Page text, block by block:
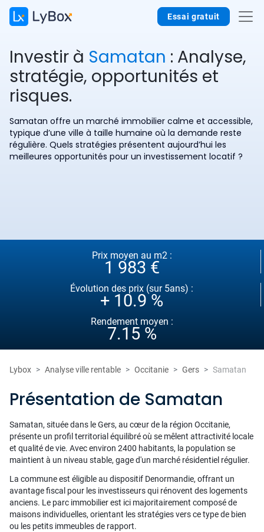
Essai gratuit
Investir à Samatan : Analyse,
stratégie, opportunités et
risques.
Samatan offre un marché immobilier calme et accessible,
typique d’une ville à taille humaine où la demande reste
régulière. Quels stratégies présentent aujourd’hui les
meilleures opportunités pour un investissement locatif ?
Prix moyen au m2 :
1 983 €
Évolution des prix (sur 5ans) :
+ 10.9 %
Rendement moyen :
7.15 %
Lybox Analyse ville rentable Occitanie Gers Samatan
Présentation de Samatan
Samatan, située dans le Gers, au cœur de la région Occitanie,
présente un profil territorial équilibré où se mêlent attractivité locale
et qualité de vie. Avec environ 2400 habitants, la population se
maintient à un niveau stable, gage d'un marché résidentiel régulier.
La commune est éligible au dispositif Denormandie, offrant un
avantage fiscal pour les investisseurs qui rénovent des logements
anciens. Le parc immobilier est ici majoritairement composé de
maisons individuelles, orientant les stratégies vers ce type de bien
ou les petits immeubles de rapport.